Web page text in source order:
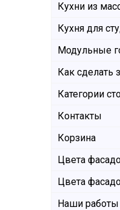
Кухни из
Кухня для
Модульные
Как сделать
Категории
Контакты
Корзина
Цвета
Цвета
Наши работы